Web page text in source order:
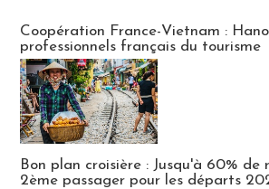
Coopération France-Vietnam :
professionnels français du tourisme
Bon plan croisière : Jusqu'à 60% de
2ème passager pour les départs